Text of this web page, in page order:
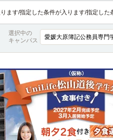
ます/指定した条件が入ります/指定し
選択中の
キャンパス